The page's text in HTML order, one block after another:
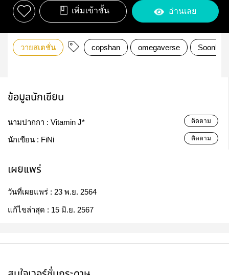
เพิ่มเข้าชั้น อ่านเลย
วายสเตชั่น copshan omegaverse
ข้อมูลนักเขียน
นามปากกา : Vitamin J* ติดตาม
นักเขียน : FiNi ติดตาม
เผยแพร่
วันที่เผยแพร่ : 23 พ.ย. 2564
แก้ไขล่าสุด : 15 มิ.ย. 2567